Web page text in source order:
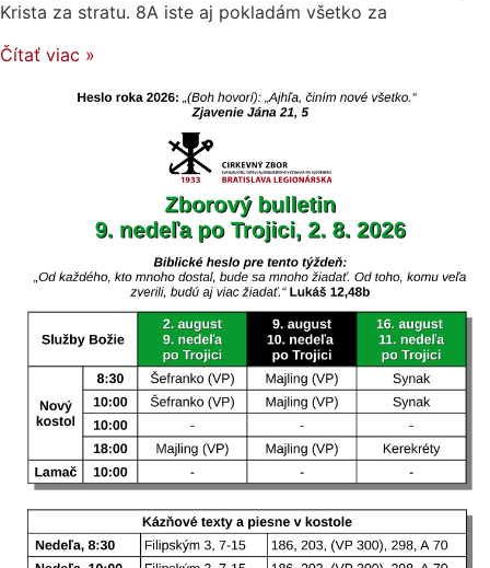
Krista za stratu. 8A iste aj pokladám všetko za
Čítať viac »